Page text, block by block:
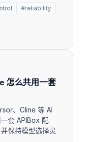
#reliability
怎么共用一套
、Cline 等 AI
套 APIBox 配
保持模型选择灵